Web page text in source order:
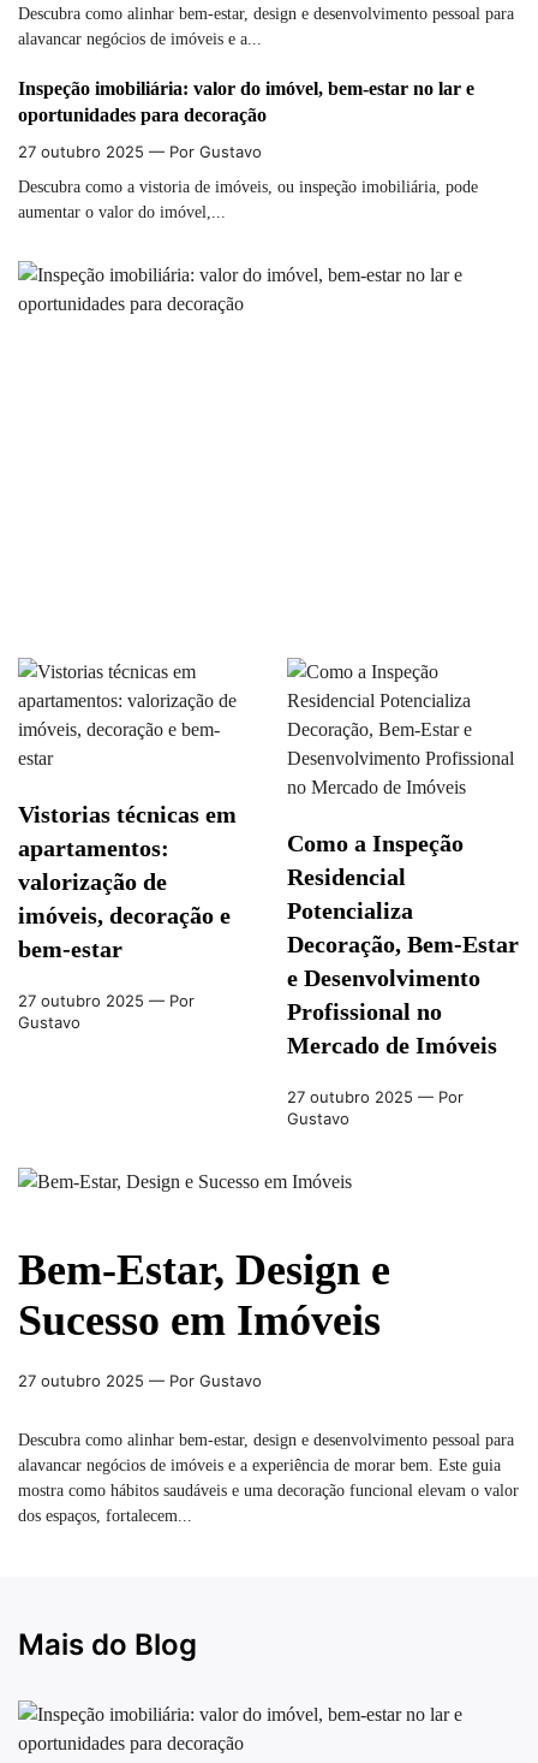
Descubra como alinhar bem-estar, design e desenvolvimento pessoal para
alavancar negócios de imóveis e a...
Inspeção imobiliária: valor do imóvel, bem-estar no lar e
oportunidades para decoração
27 outubro 2025 — Por Gustavo
Descubra como a vistoria de imóveis, ou inspeção imobiliária, pode
aumentar o valor do imóvel,...
Vistorias técnicas em
apartamentos:
valorização de
imóveis, decoração e
bem-estar
27 outubro 2025 — Por
Gustavo
Como a Inspeção
Residencial
Potencializa
Decoração, Bem-Estar
e Desenvolvimento
Profissional no
Mercado de Imóveis
27 outubro 2025 — Por
Gustavo
Bem-Estar, Design e
Sucesso em Imóveis
27 outubro 2025 — Por Gustavo
Descubra como alinhar bem-estar, design e desenvolvimento pessoal para
alavancar negócios de imóveis e a experiência de morar bem. Este guia
mostra como hábitos saudáveis e uma decoração funcional elevam o valor
dos espaços, fortalecem...
Mais do Blog